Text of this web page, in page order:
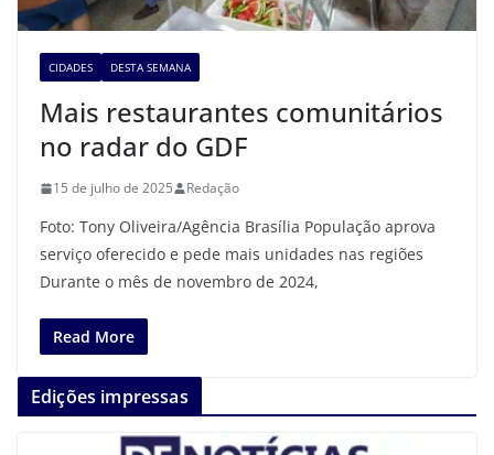
CIDADES DESTA SEMANA
Mais restaurantes comunitários
no radar do GDF
15 de julho de 2025 Redação
Foto: Tony Oliveira/Agência Brasília População aprova
serviço oferecido e pede mais unidades nas regiões
Durante o mês de novembro de 2024,
Read More
Edições impressas